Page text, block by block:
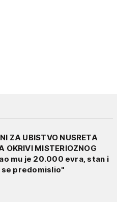
ZA UBISTVO NUSRETA
OKRIVI MISTERIOZNOG
mu je 20.000 evra, stan i
se predomislio"